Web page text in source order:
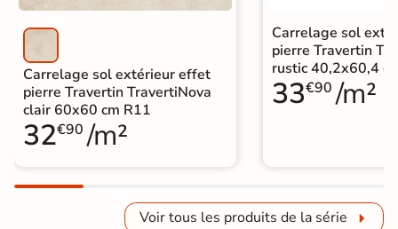
Carrelage sol extérieur effet
pierre Travertin TravertiNova
clair 60x60 cm R11
32€90 /m²
Carrelage sol
pierre Travertin
rustic 40,2x60,4
33€90 /m²
Voir tous les produits de la série